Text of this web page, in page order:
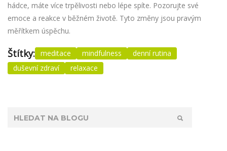
hádce, máte více trpělivosti nebo lépe spíte. Pozorujte své
emoce a reakce v běžném životě. Tyto změny jsou pravým
měřítkem úspěchu.
Štítky: meditace mindfulness
denní rutina
duševní zdraví
relaxace